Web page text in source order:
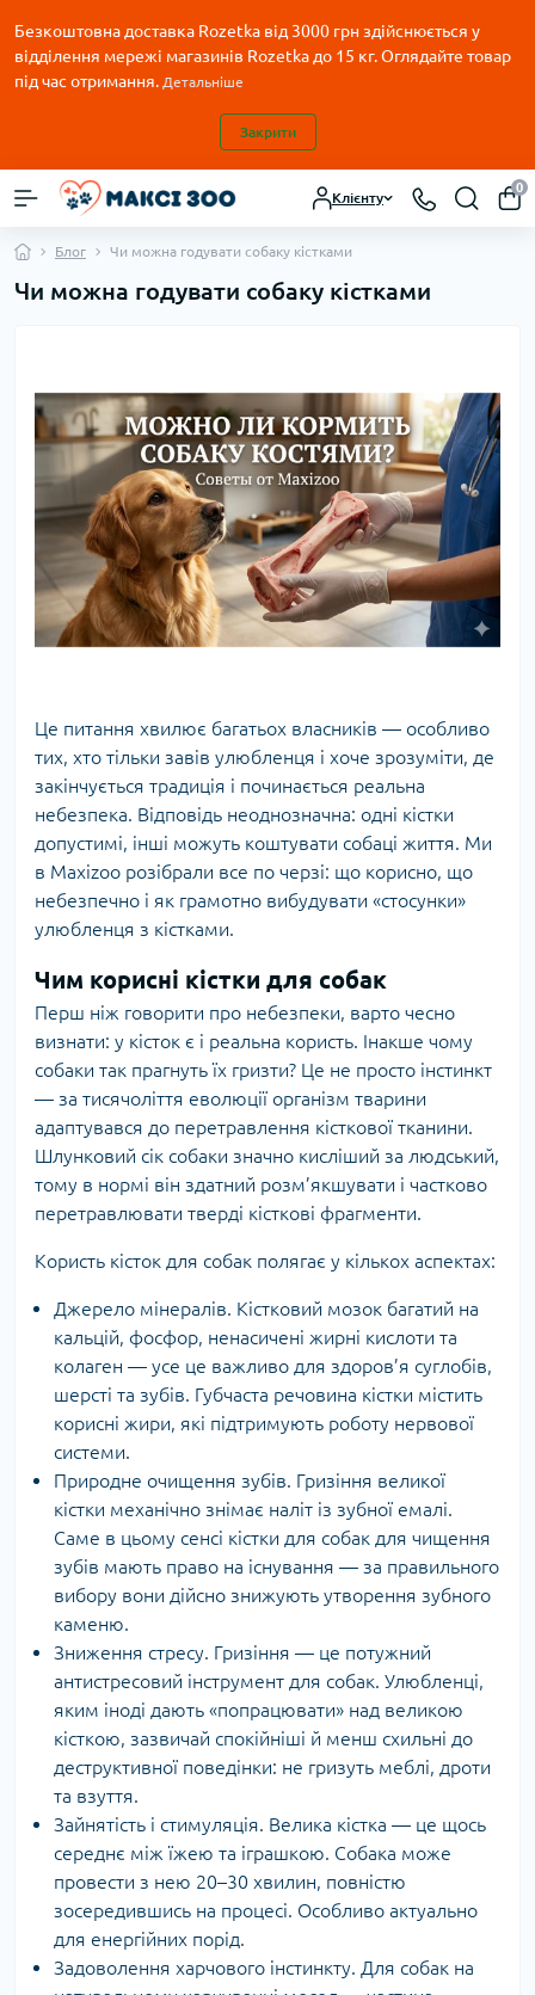
Безкоштовна доставка Rozetka від 3000 грн здійснюється у
відділення мережі магазинів Rozetka до 15 кг. Оглядайте товар
під час отримання. Детальніше
Закрити
Клієнту
0
Блог Чи можна годувати собаку кістками
Чи можна годувати собаку кістками
Це питання хвилює багатьох власників — особливо
тих, хто тільки завів улюбленця і хоче зрозуміти, де
закінчується традиція і починається реальна
небезпека. Відповідь неоднозначна: одні кістки
допустимі, інші можуть коштувати собаці життя. Ми
в Maxizoo розібрали все по черзі: що корисно, що
небезпечно і як грамотно вибудувати «стосунки»
улюбленця з кістками.
Чим корисні кістки для собак
Перш ніж говорити про небезпеки, варто чесно
визнати: у кісток є і реальна користь. Інакше чому
собаки так прагнуть їх гризти? Це не просто інстинкт
— за тисячоліття еволюції організм тварини
адаптувався до перетравлення кісткової тканини.
Шлунковий сік собаки значно кисліший за людський,
тому в нормі він здатний розм’якшувати і частково
перетравлювати тверді кісткові фрагменти.
Користь кісток для собак полягає у кількох аспектах:
Джерело мінералів. Кістковий мозок багатий на
кальцій, фосфор, ненасичені жирні кислоти та
колаген — усе це важливо для здоров’я суглобів,
шерсті та зубів. Губчаста речовина кістки містить
корисні жири, які підтримують роботу нервової
системи.
Природне очищення зубів. Гризіння великої
кістки механічно знімає наліт із зубної емалі.
Саме в цьому сенсі кістки для собак для чищення
зубів мають право на існування — за правильного
вибору вони дійсно знижують утворення зубного
каменю.
Зниження стресу. Гризіння — це потужний
антистресовий інструмент для собак. Улюбленці,
яким іноді дають «попрацювати» над великою
кісткою, зазвичай спокійніші й менш схильні до
деструктивної поведінки: не гризуть меблі, дроти
та взуття.
Зайнятість і стимуляція. Велика кістка — це щось
середнє між їжею та іграшкою. Собака може
провести з нею 20–30 хвилин, повністю
зосередившись на процесі. Особливо актуально
для енергійних порід.
Задоволення харчового інстинкту. Для собак на